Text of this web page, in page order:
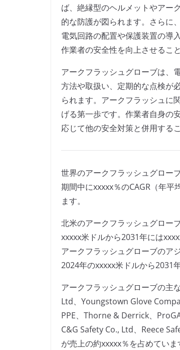
ば、絶縁型のヘルメットやアー
的な防護が図られます。さらに
電気回路の配置や保護装置の導
作業者の安全性を向上させるこ
アークフラッシュグローブは、
方法や取扱い、定期的な点検が
られます。アークフラッシュに
げる第一歩です。作業者自身の
応じて他の安全対策と併用する
世界のアークフラッシュグロー
期間中にxxxxx％のCAGR（年
ます。
北米のアークフラッシュグロー
xxxxx米ドルから2031年には
アークフラッシュグローブのア
2024年のxxxxx米ドルから2031
アークフラッシュグローブの主
Ltd、Youngstown Glove
PPE、Thorne & Derrick、
C&G Safety Co., Ltd、Reece
が売上の約xxxxx％を占めていま